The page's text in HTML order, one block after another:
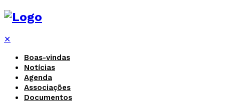
✕
Boas-vindas
Notícias
Agenda
Associações
Documentos